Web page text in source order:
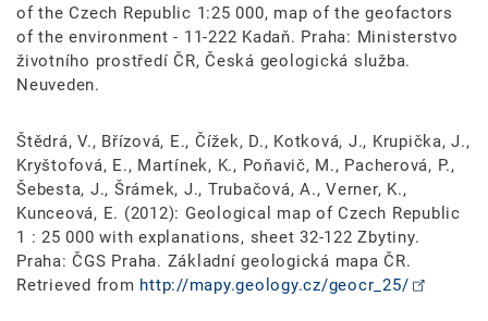
of the Czech Republic 1:25 000, map of the geofactors
of the environment - 11-222 Kadaň. Praha: Ministerstvo
životního prostředí ČR, Česká geologická služba.
Neuveden.
Štědrá, V., Břízová, E., Čížek, D., Kotková, J., Krupička, J.,
Kryštofová, E., Martínek, K., Poňavič, M., Pacherová, P.,
Šebesta, J., Šrámek, J., Trubačová, A., Verner, K.,
Kunceová, E. (2012): Geological map of Czech Republic
1 : 25 000 with explanations, sheet 32-122 Zbytiny.
Praha: ČGS Praha. Základní geologická mapa ČR.
Retrieved from http://mapy.geology.cz/geocr_25/